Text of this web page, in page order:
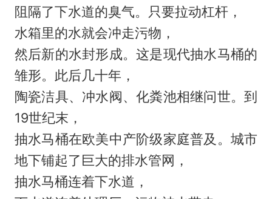
阻隔了下水道的臭气。只要拉动杠杆，
水箱里的水就会冲走污物，
然后新的水封形成。这是现代抽水马桶的
雏形。此后几十年，
陶瓷洁具、冲水阀、化粪池相继问世。到
19世纪末，
抽水马桶在欧美中产阶级家庭普及。城市
地下铺起了巨大的排水管网，
抽水马桶连着下水道，